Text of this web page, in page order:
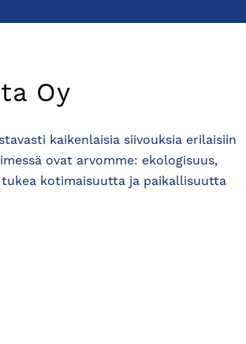
Oy
kaikenlaisia siivouksia erilaisiin
ovat arvomme: ekologisuus,
kotimaisuutta ja paikallisuutta